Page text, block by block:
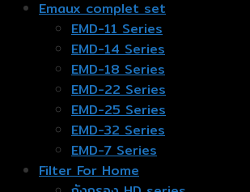
Emaux complet set
EMD-11 Series
EMD-14 Series
EMD-18 Series
EMD-22 Series
EMD-25 Series
EMD-32 Series
EMD-7 Series
Filter For Home